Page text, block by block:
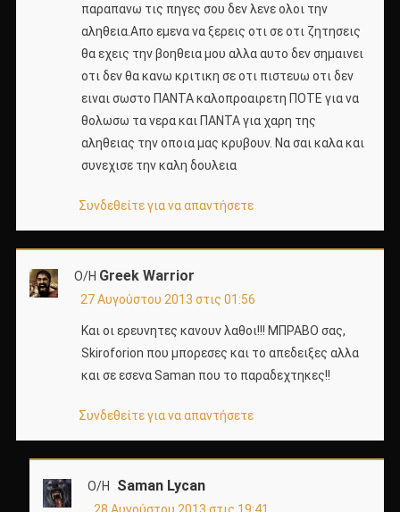
παραπανω τις πηγες σου δεν λενε ολοι την
αληθεια.Απο εμενα να ξερεις οτι σε οτι ζητησεις
θα εχεις την βοηθεια μου αλλα αυτο δεν σημαινει
οτι δεν θα κανω κριτικη σε οτι πιστευω οτι δεν
ειναι σωστο ΠΑΝΤΑ καλοπροαιρετη ΠΟΤΕ για να
θολωσω τα νερα και ΠΑΝΤΑ για χαρη της
αληθειας την οποια μας κρυβουν. Να σαι καλα και
συνεχισε την καλη δουλεια
Συνδεθείτε για να απαντήσετε
Ο/Η Greek Warrior
27 Αυγούστου 2013 στις 01:56
Και οι ερευνητες κανουν λαθοι!!! ΜΠΡΑΒΟ σας,
Skiroforion που μπορεσες και το απεδειξες αλλα
και σε εσενα Saman που το παραδεχτηκες!!
Συνδεθείτε για να απαντήσετε
Ο/Η Saman Lycan
28 Αυγούστου 2013 στις 19:41